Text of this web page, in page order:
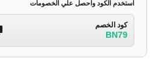
استخدم الكود واحصل علي الخصومات
كود الخصم
BN79